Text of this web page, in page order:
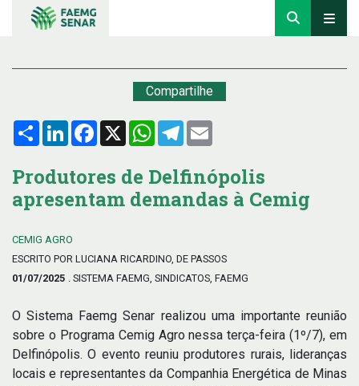
Compartilhe
Compartilhar
LinkedInFacebook
X WhatsApp
Telegram
Produtores de Delfinópolis
apresentam demandas à Cemig
CEMIG AGRO
ESCRITO POR LUCIANA RICARDINO, DE PASSOS
01/07/2025 . SISTEMA FAEMG, SINDICATOS, FAEMG
O Sistema Faemg Senar realizou uma importante reunião
sobre o Programa Cemig Agro nessa terça-feira (1º/7), em
Delfinópolis. O evento reuniu produtores rurais, lideranças
locais e representantes da Companhia Energética de Minas